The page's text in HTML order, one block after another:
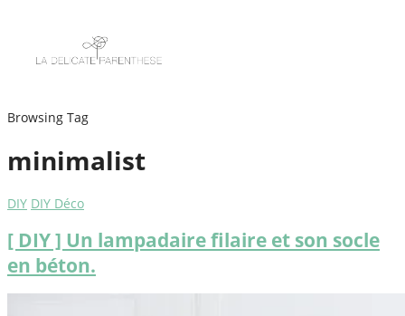
Browsing Tag
minimalist
DIY DIY Déco
[ DIY ] Un lampadaire filaire et son socle
en béton.